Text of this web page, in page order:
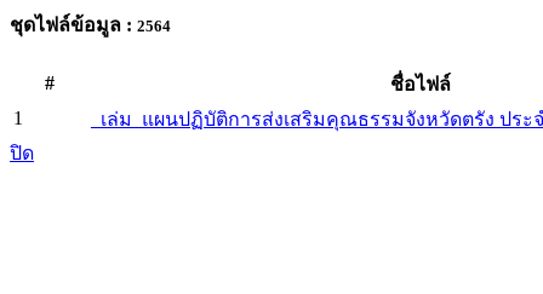
ชุดไฟล์ข้อมูล : 2564
#
ชื่อไฟล์
1
_เล่ม_แผนปฏิบัติการส่งเสริมคุณธรรมจังหวัดตรัง ปร
ปิด